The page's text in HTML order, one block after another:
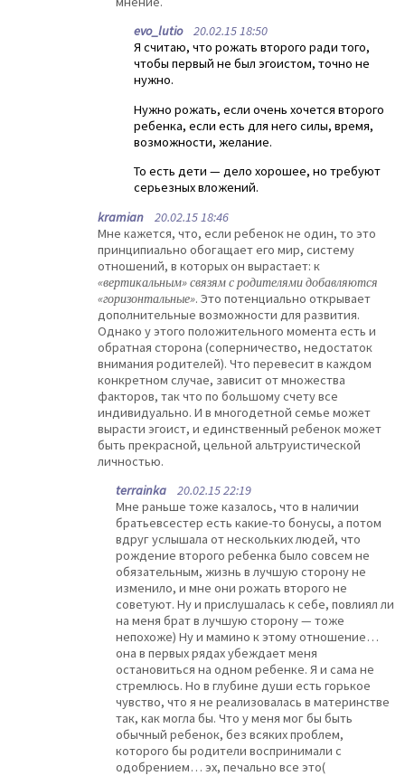
evo_lutio20.02.15 18:50
Я считаю, что рожать второго ради того,
чтобы первый не был эгоистом, точно не
нужно.
Нужно рожать, если очень хочется второго
ребенка, если есть для него силы, время,
возможности, желание.
То есть дети — дело хорошее, но требуют
серьезных вложений.
kramian 20.02.15 18:46
Мне кажется, что, если ребенок не один, то это
принципиально обогащает его мир, систему
отношений, в которых он вырастает: к
«вертикальным» связям с родителями добавляются
«горизонтальные». Это потенциально открывает
дополнительные возможности для развития.
Однако у этого положительного момента есть и
обратная сторона (соперничество, недостаток
внимания родителей). Что перевесит в каждом
конкретном случае, зависит от множества
факторов, так что по большому счету все
индивидуально. И в многодетной семье может
вырасти эгоист, и единственный ребенок может
быть прекрасной, цельной альтруистической
личностью.
terrainka 20.02.15 22:19
Мне раньше тоже казалось, что в наличии
братьевсестер есть какие-то бонусы, а потом
вдруг услышала от нескольких людей, что
рождение второго ребенка было совсем не
обязательным, жизнь в лучшую сторону не
изменило, и мне они рожать второго не
советуют. Ну и прислушалась к себе, повлиял ли
на меня брат в лучшую сторону — тоже
непохоже) Ну и мамино к этому отношение…
она в первых рядах убеждает меня
остановиться на одном ребенке. Я и сама не
стремлюсь. Но в глубине души есть горькое
чувство, что я не реализовалась в материнстве
так, как могла бы. Что у меня мог бы быть
обычный ребенок, без всяких проблем,
которого бы родители воспринимали с
одобрением… эх, печально все это(